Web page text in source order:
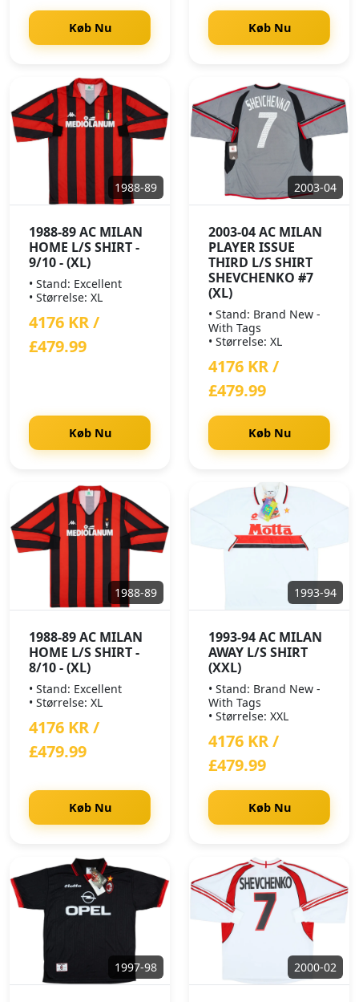
Køb Nu Køb Nu
1988-89
1988-89 AC MILAN
HOME L/S SHIRT -
9/10 - (XL)
• Stand: Excellent
• Størrelse: XL
4176 KR /
£479.99
Køb Nu
2003-04
2003-04 AC MILAN
PLAYER ISSUE
THIRD L/S SHIRT
SHEVCHENKO #7
(XL)
• Stand: Brand New -
With Tags
• Størrelse: XL
4176 KR /
£479.99
Køb Nu
1988-89
1988-89 AC MILAN
HOME L/S SHIRT -
8/10 - (XL)
• Stand: Excellent
• Størrelse: XL
4176 KR /
£479.99
Køb Nu
1993-94
1993-94 AC MILAN
AWAY L/S SHIRT
(XXL)
• Stand: Brand New -
With Tags
• Størrelse: XXL
4176 KR /
£479.99
Køb Nu
1997-98 2000-02